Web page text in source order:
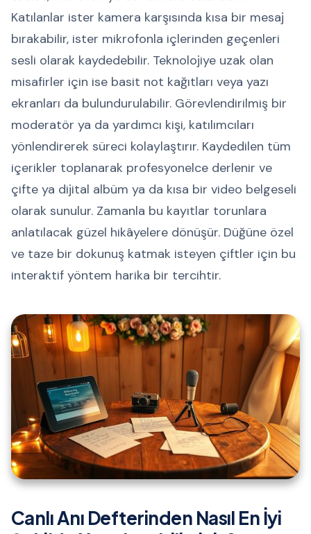
Katılanlar ister kamera karşısında kısa bir mesaj
bırakabilir, ister mikrofonla içlerinden geçenleri
sesli olarak kaydedebilir. Teknolojiye uzak olan
misafirler için ise basit not kağıtları veya yazı
ekranları da bulundurulabilir. Görevlendirilmiş bir
moderatör ya da yardımcı kişi, katılımcıları
yönlendirerek süreci kolaylaştırır. Kaydedilen tüm
içerikler toplanarak profesyonelce derlenir ve
çifte ya dijital albüm ya da kısa bir video belgeseli
olarak sunulur. Zamanla bu kayıtlar torunlara
anlatılacak güzel hikâyelere dönüşür. Düğüne özel
ve taze bir dokunuş katmak isteyen çiftler için bu
interaktif yöntem harika bir tercihtir.
Canlı Anı Defterinden Nasıl En İyi